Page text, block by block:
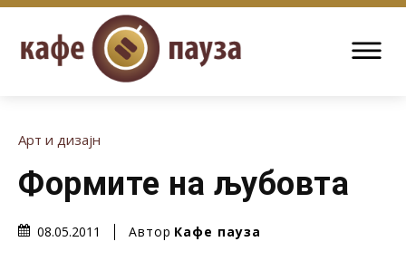
Арт и дизајн
Формите на љубовта
08.05.2011 Автор Кафе пауза